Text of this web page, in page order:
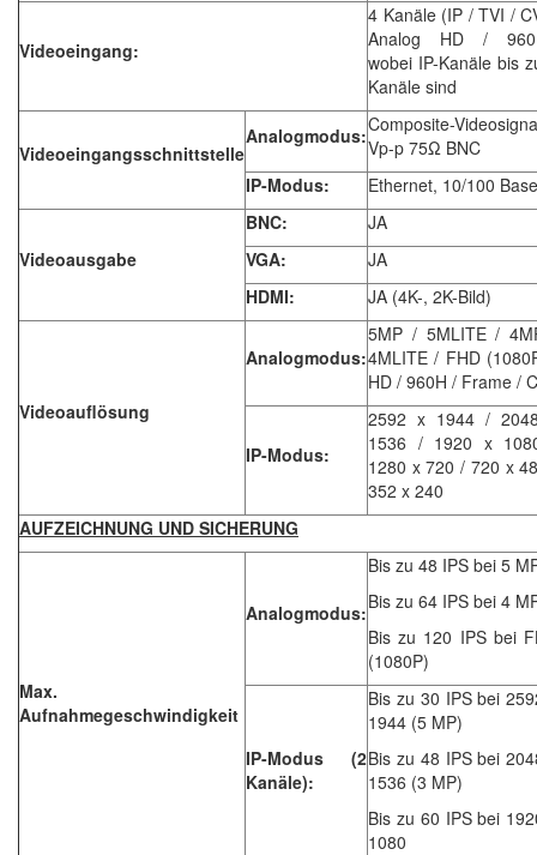
Videoeingang:
4 Kanäle (IP / TVI /
Analog HD /
wobei IP-Kanäle bis
Kanäle sind
Videoeingangsschnittstelle
Analogmodus:Composite-
Vp-p 75Ω BNC
IP-Modus:
Ethernet, 10/100
Videoausgabe
BNC:
JA
VGA:
JA
HDMI:
JA (4K-, 2K-Bild)
Videoauflösung
Analogmodus:
5MP / 5MLITE /
4MLITE / FHD
HD / 960H / Frame /
IP-Modus:
2592 x 1944 /
1536 / 1920 x
1280 x 720 / 720 x
352 x 240
AUFZEICHNUNG UND SICHERUNG
Max.
Aufnahmegeschwindigkeit
Analogmodus:
Bis zu 48 IPS bei 5
Bis zu 64 IPS bei 4
Bis zu 120 IPS bei
(1080P)
IP-Modus (2
Kanäle):
Bis zu 30 IPS bei
1944 (5 MP)
Bis zu 48 IPS bei
1536 (3 MP)
Bis zu 60 IPS bei
1080